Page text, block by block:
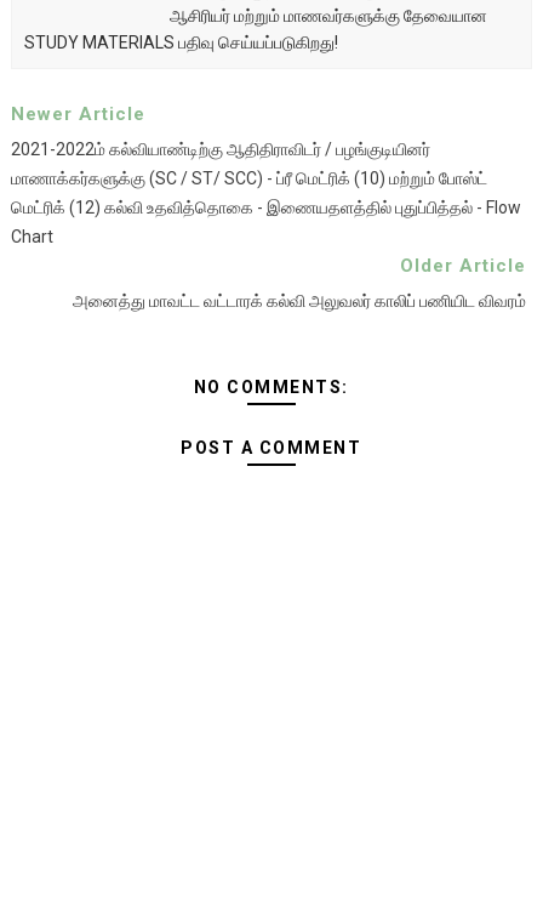
ஆசிரியர் மற்றும் மாணவர்களுக்கு தேவையான
STUDY MATERIALS பதிவு செய்யப்படுகிறது!
Newer Article
2021-2022ம் கல்வியாண்டிற்கு ஆதிதிராவிடர் / பழங்குடியினர்
மாணாக்கர்களுக்கு (SC / ST/ SCC) - ப்ரீ மெட்ரிக் (10) மற்றும் போஸ்ட்
மெட்ரிக் (12) கல்வி உதவித்தொகை - இணையதளத்தில் புதுப்பித்தல் - Flow
Chart
Older Article
அனைத்து மாவட்ட வட்டாரக் கல்வி அலுவலர் காலிப் பணியிட விவரம்
NO COMMENTS:
POST A COMMENT